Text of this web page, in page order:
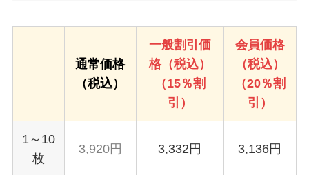
通常価格
（税込）
一般割引価
格（税込）
（15％割
引）
会員価格
（税込）
（20％割
引）
1～10
枚
3,920円 3,332円 3,136円